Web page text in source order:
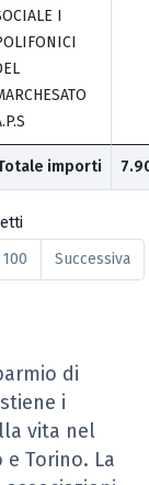
I
importi
100 Successiva
di
i
vita nel
e Torino. La